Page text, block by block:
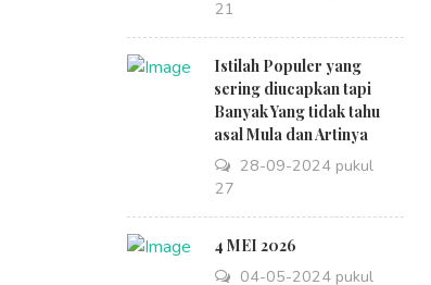
09:21
Istilah Populer yang
sering diucapkan tapi
Banyak Yang tidak tahu
asal Mula dan Artinya
28-09-2024 pukul
14:27
4 MEI 2026
04-05-2024 pukul